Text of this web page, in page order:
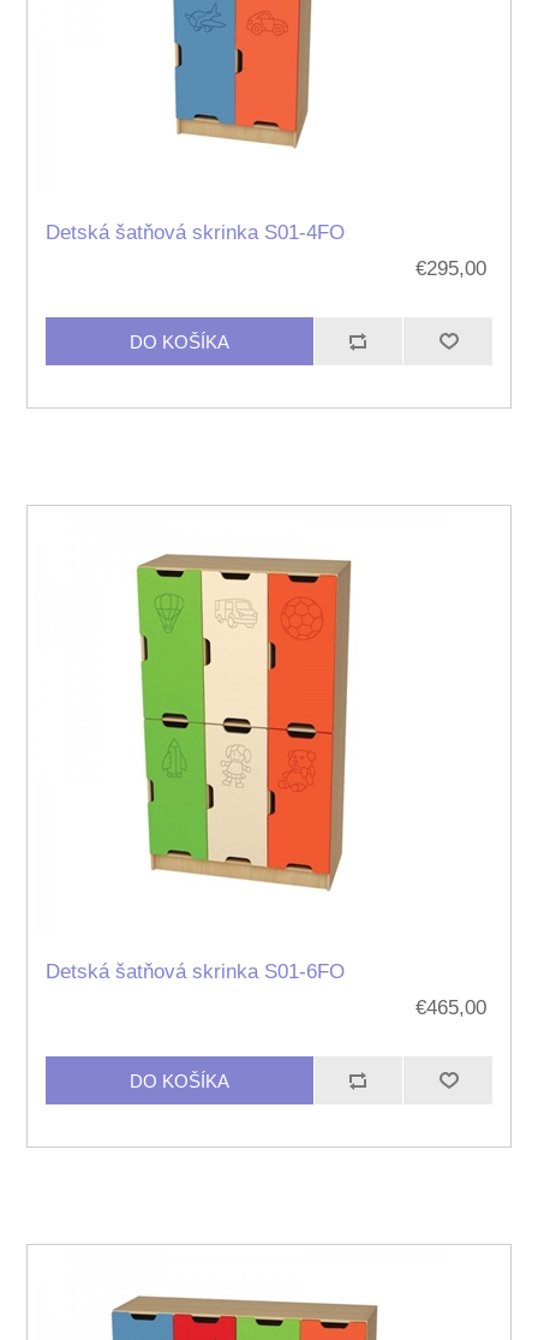
Detská šatňová skrinka S01-4FO
€295,00
Detská šatňová skrinka S01-6FO
€465,00